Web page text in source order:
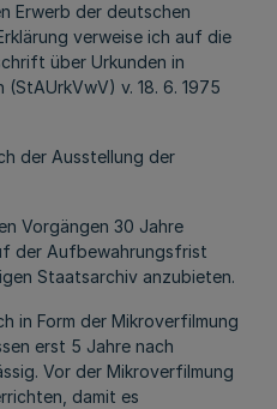
Erwerb der deutschen
verweise ich auf die
über Urkunden in
v. 18. 6. 1975
der Ausstellung der
Vorgängen 30 Jahre
der Aufbewahrungsfrist
Staatsarchiv anzubieten.
in Form der Mikroverfilmung
erst 5 Jahre nach
Vor der Mikroverfilmung
damit es